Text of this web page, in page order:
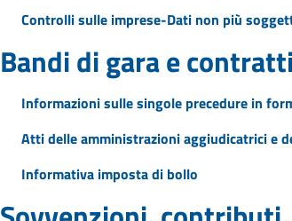
Controlli sulle imprese-Dati non più
Bandi di gara e contratti
Informazioni sulle singole precedure in
Atti delle amministrazioni aggiudicatrici e
Informativa imposta di bollo